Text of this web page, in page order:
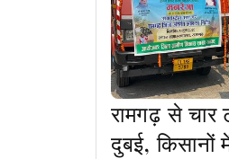
रामगढ़ से
दुबई,